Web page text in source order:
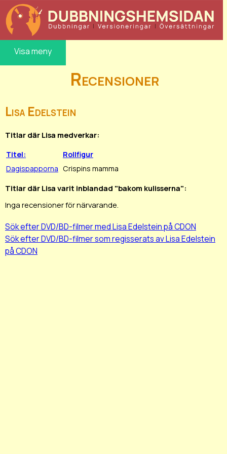
Visa meny
Recensioner
Lisa Edelstein
Titlar där Lisa medverkar:
Titel:
Rollfigur
Dagispapporna Crispins mamma
Titlar där Lisa varit inblandad "bakom kulisserna":
Inga recensioner för närvarande.
Sök efter DVD/BD-filmer med Lisa Edelstein på CDON
Sök efter DVD/BD-filmer som regisserats av Lisa Edelstein
på CDON